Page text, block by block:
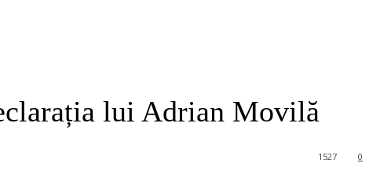
lui Adrian Movilă
0
1527